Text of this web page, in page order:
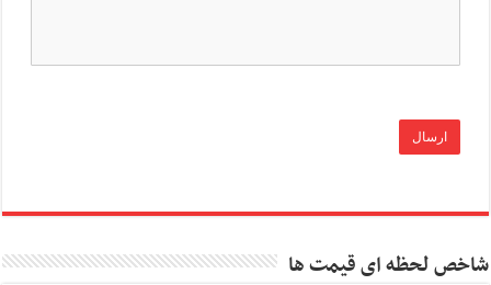
شاخص لحظه ای قیمت ها